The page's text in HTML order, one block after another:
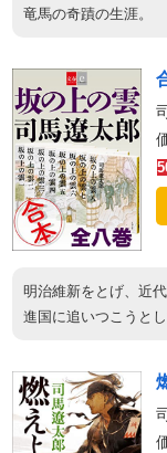
竜馬の奇蹟の生涯。
明治維新をとげ、近
進国に追いつこうとし